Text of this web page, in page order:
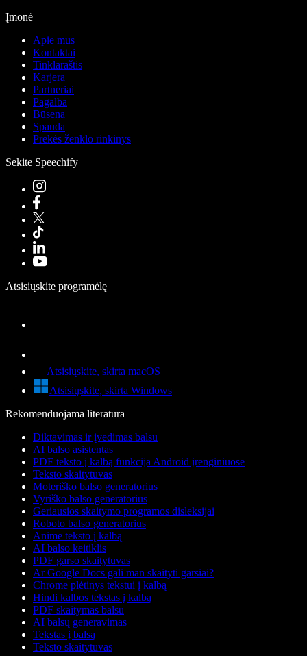
Įmonė
Apie mus
Kontaktai
Tinklaraštis
Karjera
Partneriai
Pagalba
Būsena
Spauda
Prekės ženklo rinkinys
Sekite Speechify
Atsisiųskite programėlę
Atsisiųskite, skirta macOS
Atsisiųskite, skirta Windows
Rekomenduojama literatūra
Diktavimas ir įvedimas balsu
AI balso asistentas
PDF teksto į kalbą funkcija Android įrenginiuose
Teksto skaitytuvas
Moteriško balso generatorius
Vyriško balso generatorius
Geriausios skaitymo programos disleksijai
Roboto balso generatorius
Anime teksto į kalbą
AI balso keitiklis
PDF garso skaitytuvas
Ar Google Docs gali man skaityti garsiai?
Chrome plėtinys tekstui į kalbą
Hindi kalbos tekstas į kalbą
PDF skaitymas balsu
AI balsų generavimas
Tekstas į balsą
Teksto skaitytuvas